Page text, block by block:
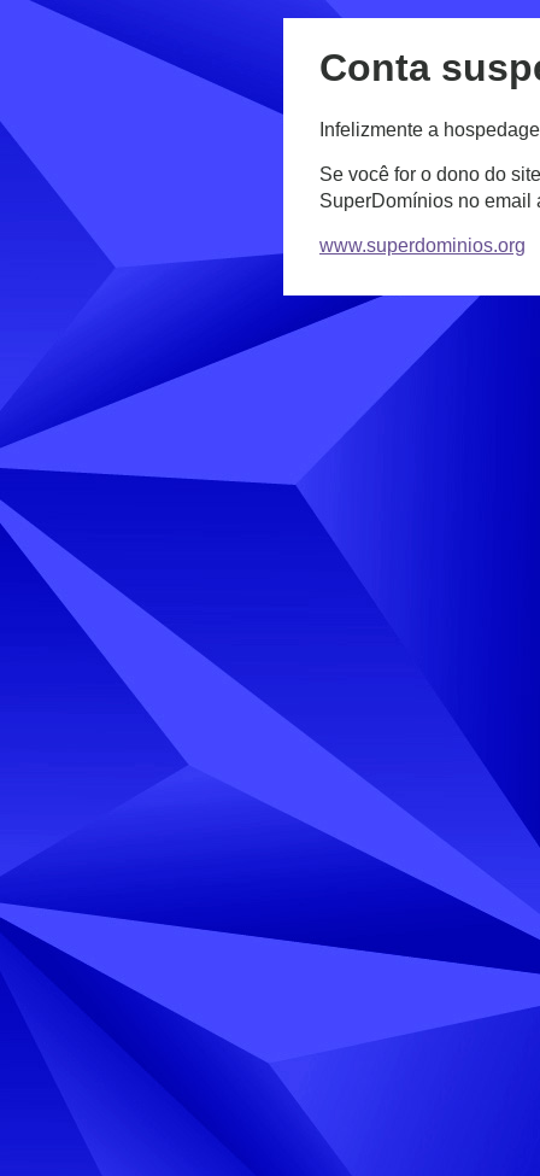
Conta
Infelizmente a
Se você for o dono do
SuperDomínios no email
www.superdominios.org